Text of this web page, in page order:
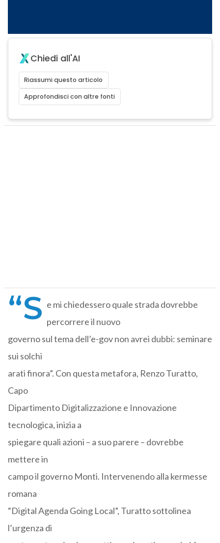
Chiedi all'AI
Riassumi questo articolo
Approfondisci con altre fonti
“S e mi chiedessero quale strada dovrebbe
percorrere il nuovo
governo sul tema dell’e-gov non avrei dubbi: seminare
sui solchi
arati finora”. Con questa metafora, Renzo Turatto,
Capo
Dipartimento Digitalizzazione e Innovazione
tecnologica, inizia a
spiegare quali azioni – a suo parere – dovrebbe
mettere in
campo il governo Monti. Intervenendo alla kermesse
romana
“Digital Agenda Going Local”, Turatto sottolinea
l’urgenza di